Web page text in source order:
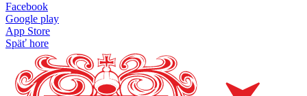
Facebook
Google play
App Store
Späť hore